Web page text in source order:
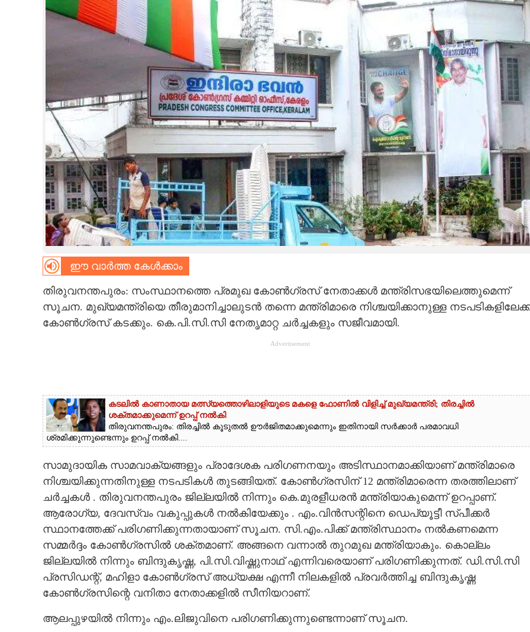
CARTOONS ഈ വാർത്ത കേൾക്കാം
തിരുവനന്തപുരം: സംസ്ഥാനത്തെ പ്രമുഖ കോൺഗ്രസ് നേതാക്കൾ മന്ത്രിസഭയിലെത്തുമെന്ന്
സൂചന. മുഖ്യമന്ത്രിയെ തീരുമാനിച്ചാലുടൻ തന്നെ മന്ത്രിമാരെ നിശ്ചയിക്കാനുള്ള
കോൺഗ്രസ് കടക്കും. കെ.പി.സി.സി നേതൃമാറ്റ ചർച്ചകളും സജീവമായി.
Advertisement
കടലിൽ കാണാതായ മത്സ്യത്തൊഴിലാളിയുടെ മകളെ ഫോണിൽ വിളിച്ച് മുഖ്യമന്ത്രി; തിരച്ചിൽ
ശക്തമാക്കുമെന്ന് ഉറപ്പ് നൽകി
തിരുവനന്തപുരം: തിരച്ചിൽ കൂടുതൽ ഊർജിതമാക്കുമെന്നും ഇതിനായി സർക്കാർ പരമാവധി
ശ്രമിക്കുന്നുണ്ടെന്നും ഉറപ്പ് നൽകി....
സാമുദായിക സാമവാക്യങ്ങളും പ്രാദേശക പരിഗണനയും അടിസ്ഥാനമാക്കിയാണ് മന്ത്രിമാരെ
നിശ്ചയിക്കുന്നതിനുള്ള നടപടികൾ തുടങ്ങിയത്. കോൺഗ്രസിന് 12 മന്ത്രിമാരെന്ന തരത്തിലാണ്
ചർച്ചകൾ . തിരുവനന്തപുരം ജില്ലയിൽ നിന്നും കെ.മുരളീധരൻ മന്ത്രിയാകുമെന്ന് ഉറപ്പാണ്.
ആരോഗ്യ, ദേവസ്വം വകുപ്പുകൾ നൽകിയേക്കും . എം.വിൻസന്റിനെ ഡെപ്യൂട്ടീ സ്പീക്കർ
സ്ഥാനത്തേക്ക് പരിഗണിക്കുന്നതായാണ് സൂചന. സി.എം.പിക്ക് മന്ത്രിസ്ഥാനം നൽകണമെന്ന
സമ്മർദ്ദം കോൺഗ്രസിൽ ശക്തമാണ്. അങ്ങനെ വന്നാൽ തുറമുഖ മന്ത്രിയാകും. കൊല്ലം
ജില്ലയിൽ നിന്നും ബിന്ദുകൃഷ്ണ, പി.സി.വിഷ്ണുനാഥ് എന്നിവരെയാണ് പരിഗണിക്കുന്നത്. ഡി.സി.സി
പ്രസിഡന്റ്, മഹിളാ കോൺഗ്രസ് അധ്യക്ഷ എന്നീ നിലകളിൽ പ്രവർത്തിച്ച ബിന്ദുകൃഷ്ണ
കോൺഗ്രസിന്റെ വനിതാ നേതാക്കളിൽ സീനിയറാണ്.
ആലപ്പുഴയിൽ നിന്നും എം.ലിജുവിനെ പരിഗണിക്കുന്നുണ്ടെന്നാണ് സൂചന.